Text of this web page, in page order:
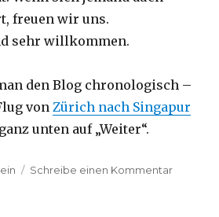
freuen wir uns.
sehr willkommen.
den Blog chronologisch –
vonZürich nach Singapur
unten auf „Weiter“.
Schreibe einen Kommentarzu